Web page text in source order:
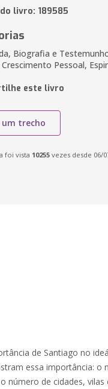
livro: 189585
Biografia e
Pessoal,
este livro
um trecho
foi vista 10255 vezes desde 06/
de Santiago no
essa importância: o
número de cidades, vilas